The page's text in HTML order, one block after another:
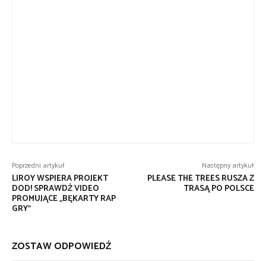
Poprzedni artykuł
LIROY WSPIERA PROJEKT
DOD! SPRAWDŹ VIDEO
PROMUJĄCE „BĘKARTY RAP
GRY”
Następny artykuł
PLEASE THE TREES RUSZA Z
TRASĄ PO POLSCE
ZOSTAW ODPOWIEDŹ